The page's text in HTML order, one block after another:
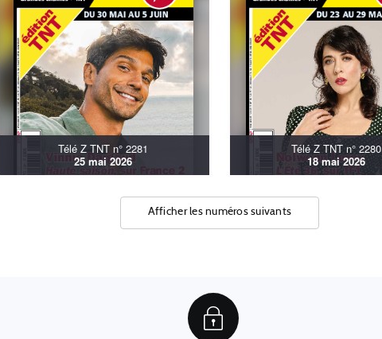
Télé Z TNT n° 2281
25 mai 2026
Télé Z TNT n° 2280
18 mai 2026
Afficher les numéros suivants